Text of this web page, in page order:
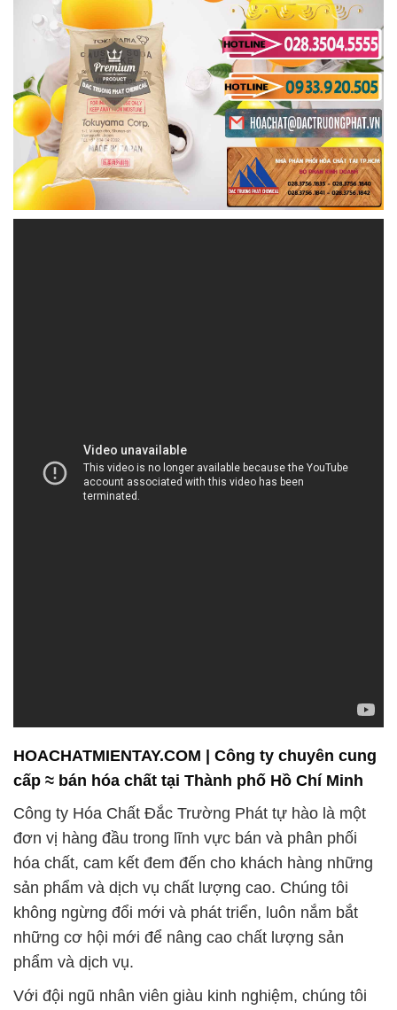
HOACHATMIENTAY.COM | Công ty chuyên cung
cấp ≈ bán hóa chất tại Thành phố Hồ Chí Minh
Công ty Hóa Chất Đắc Trường Phát tự hào là một
đơn vị hàng đầu trong lĩnh vực bán và phân phối
hóa chất, cam kết đem đến cho khách hàng những
sản phẩm và dịch vụ chất lượng cao. Chúng tôi
không ngừng đổi mới và phát triển, luôn nắm bắt
những cơ hội mới để nâng cao chất lượng sản
phẩm và dịch vụ.
Với đội ngũ nhân viên giàu kinh nghiệm, chúng tôi